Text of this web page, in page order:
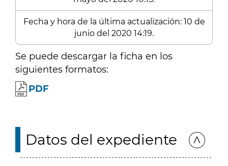
Fecha y hora de la última actualización: 10 de
junio del 2020 14:19.
Se puede descargar la ficha en los
siguientes formatos:
PDF
Datos del expediente